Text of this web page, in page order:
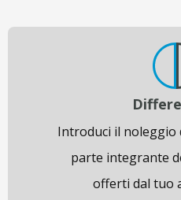
Introduci il noleggio
parte integrante
offerti dal tuo